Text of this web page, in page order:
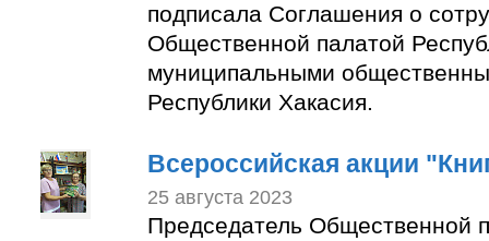
подписала Соглашения о
Общественной палатой
муниципальными
Республики Хакасия.
Всероссийская акции
25 августа 2023
Председатель Общественной